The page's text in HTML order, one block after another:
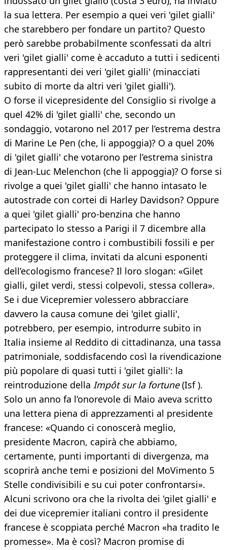
la sua lettera. Per esempio a quei veri 'gilet gialli'
che starebbero per fondare un partito? Questo
però sarebbe probabilmente sconfessati da altri
veri 'gilet gialli' come è accaduto a tutti i sedicenti
rappresentanti dei veri 'gilet gialli' (minacciati
subito di morte da altri veri 'gilet gialli').
O forse il vicepresidente del Consiglio si rivolge a
quel 42% di 'gilet gialli' che, secondo un
sondaggio, votarono nel 2017 per l’estrema destra
di Marine Le Pen (che, li appoggia)? O a quel 20%
di 'gilet gialli' che votarono per l’estrema sinistra
di Jean-Luc Melenchon (che li appoggia)? O forse si
rivolge a quei 'gilet gialli' che hanno intasato le
autostrade con cortei di Harley Davidson? Oppure
a quei 'gilet gialli' pro-benzina che hanno
partecipato lo stesso a Parigi il 7 dicembre alla
manifestazione contro i combustibili fossili e per
proteggere il clima, invitati da alcuni esponenti
dell’ecologismo francese? Il loro slogan: «Gilet
gialli, gilet verdi, stessi colpevoli, stessa collera».
Se i due Vicepremier volessero abbracciare
davvero la causa comune dei 'gilet gialli',
potrebbero, per esempio, introdurre subito in
Italia insieme al Reddito di cittadinanza, una tassa
patrimoniale, soddisfacendo così la rivendicazione
più popolare di quasi tutti i 'gilet gialli': la
reintroduzione della Impôt sur la fortune(Isf ).
Solo un anno fa l’onorevole di Maio aveva scritto
una lettera piena di apprezzamenti al presidente
francese: «Quando ci conoscerà meglio,
presidente Macron, capirà che abbiamo,
certamente, punti importanti di divergenza, ma
scoprirà anche temi e posizioni del MoVimento 5
Stelle condivisibili e su cui poter confrontarsi».
Alcuni scrivono ora che la rivolta dei 'gilet gialli' e
dei due vicepremier italiani contro il presidente
francese è scoppiata perché Macron «ha tradito le
promesse». Ma è così? Macron promise di